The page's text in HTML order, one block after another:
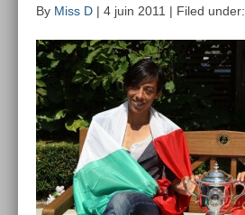
By Miss D | 4 juin 2011 | Filed under: